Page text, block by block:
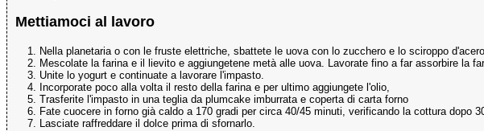
Mettiamoci al lavoro
Nella planetaria o con le fruste elettriche, sbattete le uova con lo zucchero e lo sciroppo
Mescolate la farina e il lievito e aggiungetene metà alle uova. Lavorate fino a far assorbire la
Unite lo yogurt e continuate a lavorare l'impasto.
Incorporate poco alla volta il resto della farina e per ultimo aggiungete l'olio,
Trasferite l'impasto in una teglia da plumcake imburrata e coperta di carta forno
Fate cuocere in forno già caldo a 170 gradi per circa 40/45 minuti, verificando la cottura dopo
Lasciate raffreddare il dolce prima di sfornarlo.